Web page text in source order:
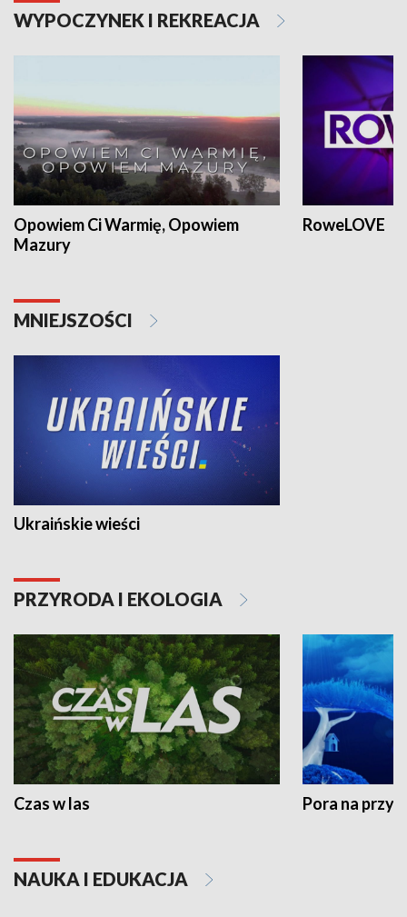
WYPOCZYNEK I REKREACJA
Opowiem Ci Warmię, Opowiem
Mazury
RoweLOVE
MNIEJSZOŚCI
Ukraińskie wieści
PRZYRODA I EKOLOGIA
Czas w las Pora na
NAUKA I EDUKACJA